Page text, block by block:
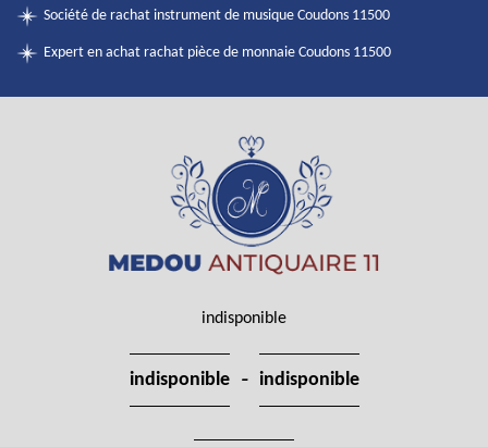
Société de rachat instrument de musique Coudons 11500
Expert en achat rachat pièce de monnaie Coudons 11500
indisponible
indisponible - indisponible